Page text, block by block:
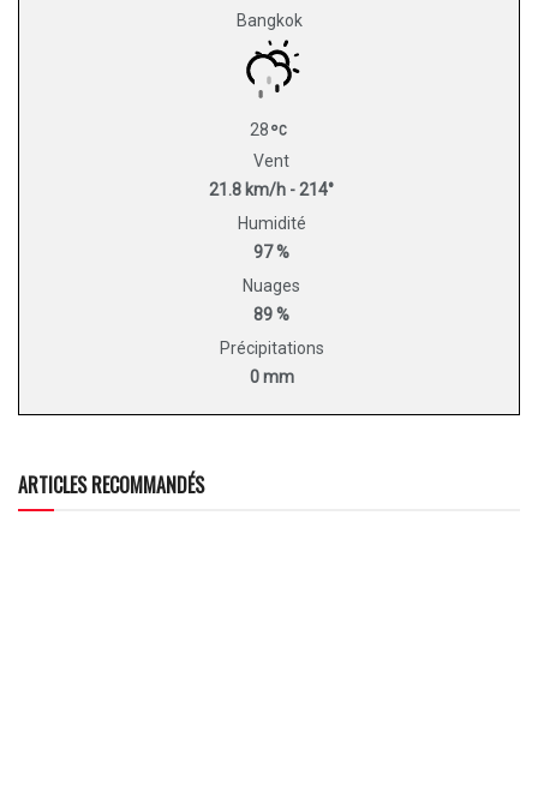
Bangkok
28
Vent
21.8 km/h - 214°
Humidité
97 %
Nuages
89 %
Précipitations
0 mm
ARTICLES RECOMMANDÉS